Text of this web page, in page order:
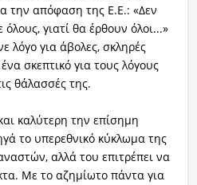
την απόφαση της Ε.Ε.: «Δεν
γιατί θα έρθουν όλοι...»
λόγο για άβολες, σκληρές
σκεπτικό για τους λόγους
θάλασσές της.
καλύτερη την επίσημη
το υπερεθνικό κύκλωμα της
αλλά του επιτρέπει να
Με το αζημίωτο πάντα για